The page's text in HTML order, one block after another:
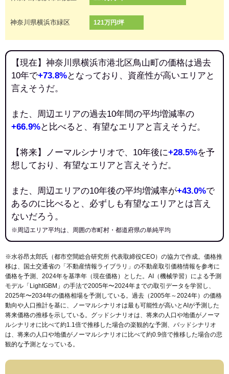
神奈川県横浜市緑区 121万円/坪
【現在】神奈川県横浜市港北区鳥山町の価格は過去
10年で+73.8%となっており、資産性が高いエリアと
言えそうだ。
また、周辺エリアの過去10年間の平均増減率の
+66.9%と比べると、有望なエリアと言えそうだ。
【将来】ノーマルシナリオで、10年後に+28.5%を予
想しており、有望なエリアと言えそうだ。
また、周辺エリアの10年後の平均増減率が+43.0%で
あるのに比べると、必ずしも有望なエリアとは言え
ないだろう。
※周辺エリア平均は、周囲の市町村・都道府県の単純平均
※水谷昂太郎氏（都市空間総合研究所 代表取締役CEO）の協力で作成。価格推
移は、国土交通省の「 不動産情報ライブラリ 」の不動産取引価格情報を参考に
価格を予測、2024年を基準年（現在価格）とした。AI（機械学習）による予測
モデル「LightGBM」の手法で2005年〜2024年までの取引データを学習し、
2025年〜2034年の価格相場を予測している。過去（2005年～2024年）の価格
動向や人口推計を基に、ノーマルシナリオは最も可能性が高いとAIが予測した
将来価格の推移を示している。グッドシナリオは、将来の人口や地価がノーマ
ルシナリオに比べて約1.1倍で推移した場合の楽観的な予測、バッドシナリオ
は、将来の人口や地価がノーマルシナリオに比べて約0.9倍で推移した場合の悲
観的な予測となっている。